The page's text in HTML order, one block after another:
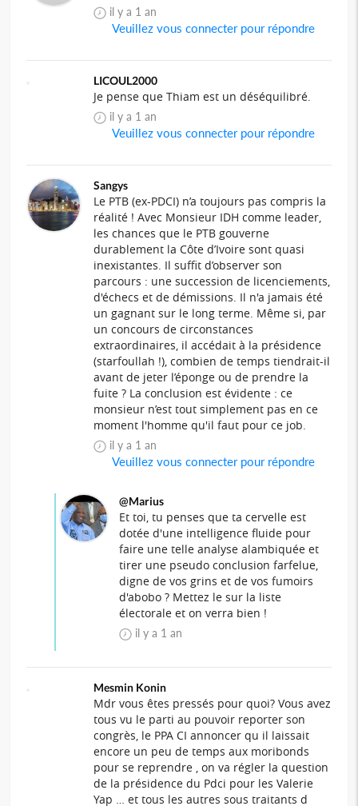
il y a 1 an
Veuillez vous connecter pour répondre
LICOUL2000
Je pense que Thiam est un déséquilibré.
il y a 1 an
Veuillez vous connecter pour répondre
Sangys
Le PTB (ex-PDCI) n’a toujours pas compris la
réalité ! Avec Monsieur IDH comme leader,
les chances que le PTB gouverne
durablement la Côte d’Ivoire sont quasi
inexistantes. Il suffit d’observer son
parcours : une succession de licenciements,
d'échecs et de démissions. Il n'a jamais été
un gagnant sur le long terme. Même si, par
un concours de circonstances
extraordinaires, il accédait à la présidence
(starfoullah !), combien de temps tiendrait-il
avant de jeter l’éponge ou de prendre la
fuite ? La conclusion est évidente : ce
monsieur n’est tout simplement pas en ce
moment l'homme qu'il faut pour ce job.
il y a 1 an
Veuillez vous connecter pour répondre
@Marius
Et toi, tu penses que ta cervelle est
dotée d'une intelligence fluide pour
faire une telle analyse alambiquée et
tirer une pseudo conclusion farfelue,
digne de vos grins et de vos fumoirs
d'abobo ? Mettez le sur la liste
électorale et on verra bien !
il y a 1 an
Mesmin Konin
Mdr vous êtes pressés pour quoi? Vous avez
tous vu le parti au pouvoir reporter son
congrès, le PPA CI annoncer qu il laissait
encore un peu de temps aux moribonds
pour se reprendre , on va régler la question
de la présidence du Pdci pour les Valerie
Yap … et tous les autres sous traitants d